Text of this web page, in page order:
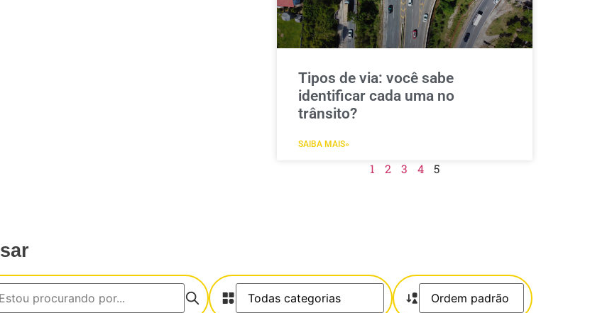
Tipos de via: você sabe
identificar cada uma no
trânsito?
SAIBA MAIS»
1 2 3 4 5